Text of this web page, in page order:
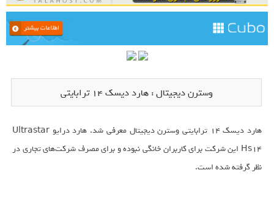
وسترن دیجیتال : هارد دیسک 14 ترابایتی
هارد دیسک 14 ترابایتی وسترن دیجیتال معرفی شد. هارد درایو Ultrastar
Hs14 این شرکت برای کاربران خانگی نبوده و برای مصرف شرکت‌های تجاری در
نظر گرفته شده است.